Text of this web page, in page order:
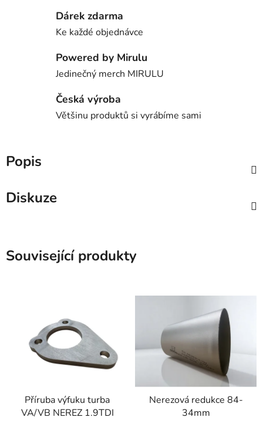
Dárek zdarma
Ke každé objednávce
Powered by Mirulu
Jedinečný merch MIRULU
Česká výroba
Většinu produktů si vyrábíme sami
Popis
Diskuze
Související produkty
Příruba výfuku turba
VA/VB NEREZ 1.9TDI
Nerezová redukce 84-
34mm